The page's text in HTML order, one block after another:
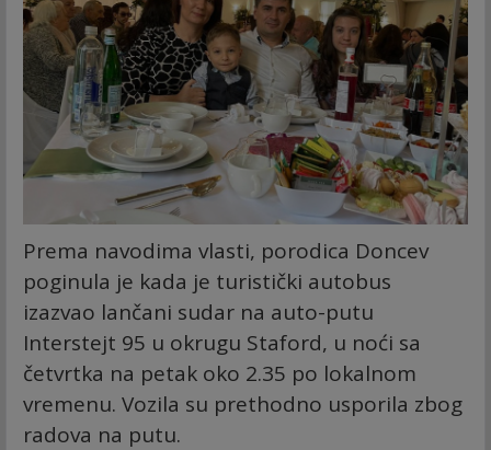
Prema navodima vlasti, porodica Doncev
poginula je kada je turistički autobus
izazvao lančani sudar na auto-putu
Interstejt 95 u okrugu Staford, u noći sa
četvrtka na petak oko 2.35 po lokalnom
vremenu. Vozila su prethodno usporila zbog
radova na putu.